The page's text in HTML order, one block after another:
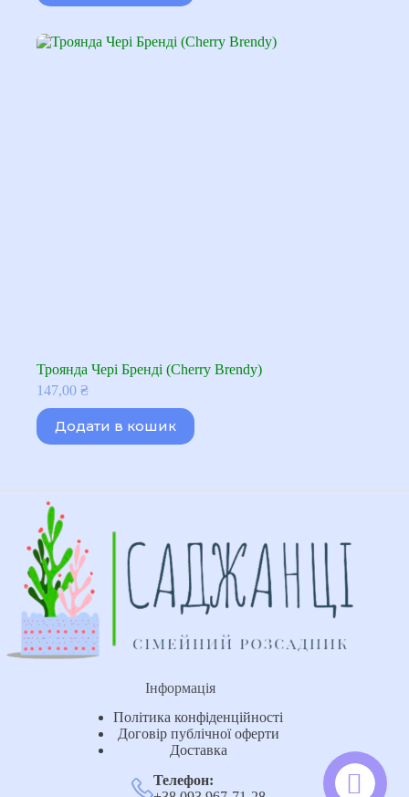
Троянда Чері Бренді (Cherry Brendy)
147,00 ₴
Додати в кошик
Інформація
Політика конфіденційності
Договір публічної оферти
Доставка
Телефон: